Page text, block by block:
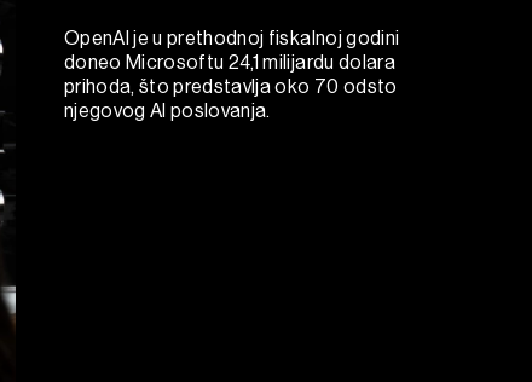
OpenAI je u prethodnoj fiskalnoj godini
doneo Microsoftu 24,1 milijardu dolara
prihoda, što predstavlja oko 70 odsto
njegovog AI poslovanja.